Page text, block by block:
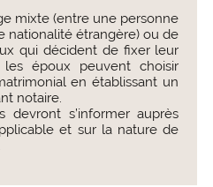
mixte (entre une personne
nationalité étrangère) ou de
qui décident de fixer leur
les époux peuvent choisir
en établissant un
notaire.
s’informer auprès
et sur la nature de